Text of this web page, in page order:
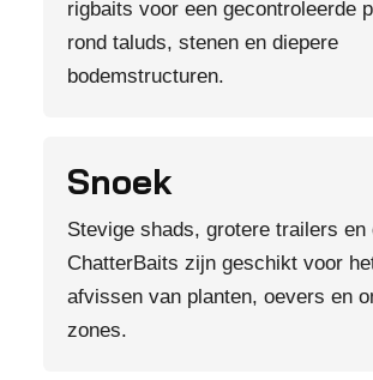
rigbaits voor een gecontroleerde
rond taluds, stenen en diepere
bodemstructuren.
Snoek
Stevige shads, grotere trailers en
ChatterBaits zijn geschikt voor
afvissen van planten, oevers en
zones.